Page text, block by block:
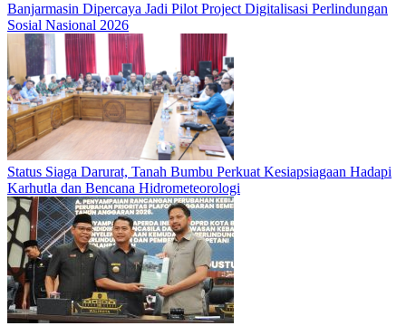
Banjarmasin Dipercaya Jadi Pilot Project Digitalisasi Perlindungan
Sosial Nasional 2026
Status Siaga Darurat, Tanah Bumbu Perkuat Kesiapsiagaan Hadapi
Karhutla dan Bencana Hidrometeorologi